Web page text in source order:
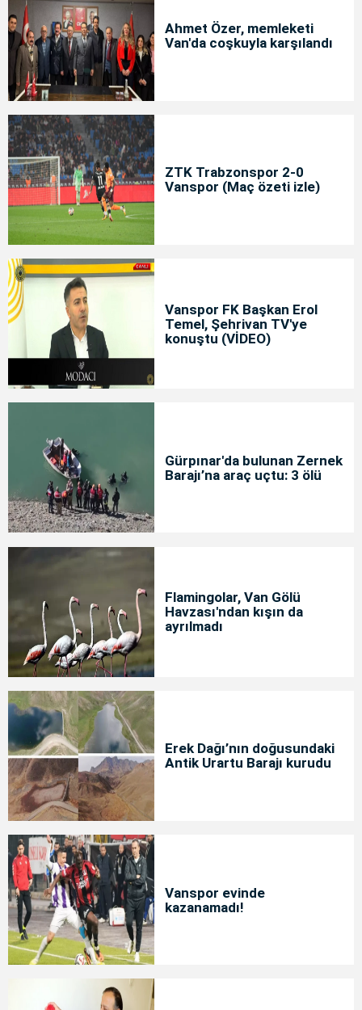
Ahmet Özer, memleketi
Van'da coşkuyla karşılandı
ZTK Trabzonspor 2-0
Vanspor (Maç özeti izle)
Vanspor FK Başkan Erol
Temel, Şehrivan TV'ye
konuştu (VİDEO)
Gürpınar'da bulunan Zernek
Barajı’na araç uçtu: 3 ölü
Flamingolar, Van Gölü
Havzası'ndan kışın da
ayrılmadı
Erek Dağı’nın doğusundaki
Antik Urartu Barajı kurudu
Vanspor evinde
kazanamadı!